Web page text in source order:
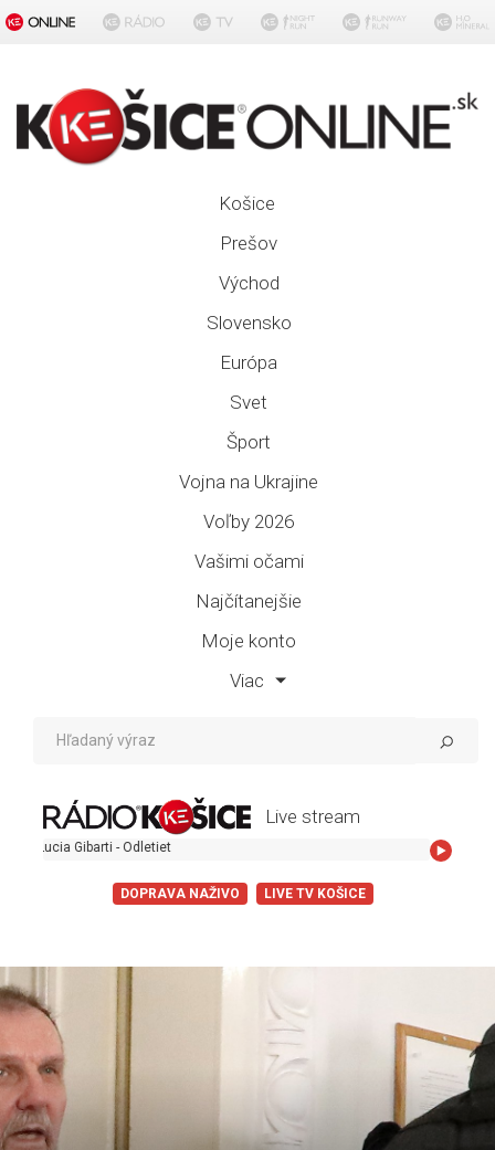
Košice
Prešov
Východ
Slovensko
Európa
Svet
Šport
Vojna na Ukrajine
Voľby 2026
Vašimi očami
Najčítanejšie
Moje konto
Viac
Live stream
Gibarti - Odletiet
DOPRAVA NAŽIVO LIVE TV KOŠICE